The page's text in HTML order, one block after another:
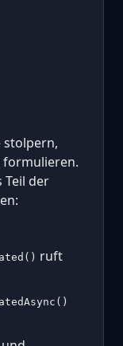
stolpern,
formulieren.
Teil der
ruft